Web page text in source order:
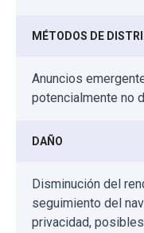
MÉTODOS DE
Anuncios
potencialmente no
DAÑO
Disminución del
seguimiento del
privacidad,